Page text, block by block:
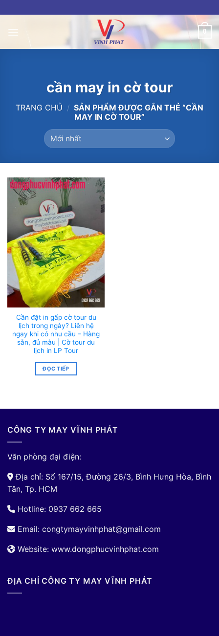
to
content
0
cần may in cờ tour
TRANG CHỦ / SẢN PHẨM ĐƯỢC GẮN THẺ “CẦN
MAY IN CỜ TOUR”
Cần đặt in gấp cờ tour du
lịch trong ngày? Liên hệ
ngay khi có nhu cầu – Hàng
sẵn, đủ màu | Cờ tour du
lịch in LP Tour
ĐỌC TIẾP
CÔNG TY MAY VĨNH PHÁT
Văn phòng đại điện:
Địa chỉ: Số 167/15, Đường 26/3, Bình Hưng Hòa, Bình
Tân, Tp. HCM
Hotline: 0937 662 665
Email: congtymayvinhphat@gmail.com
Website: www.dongphucvinhphat.com
ĐỊA CHỈ CÔNG TY MAY VĨNH PHÁT